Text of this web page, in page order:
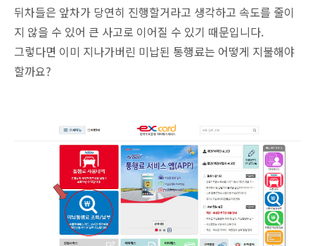
뒤차들은 앞차가 당연히 진행할거라고 생각하고 속도를 줄이
지 않을 수 있어 큰 사고로 이어질 수 있기 때문입니다.
그렇다면 이미 지나가버린 미납된 통행료는 어떻게 지불해야
할까요?